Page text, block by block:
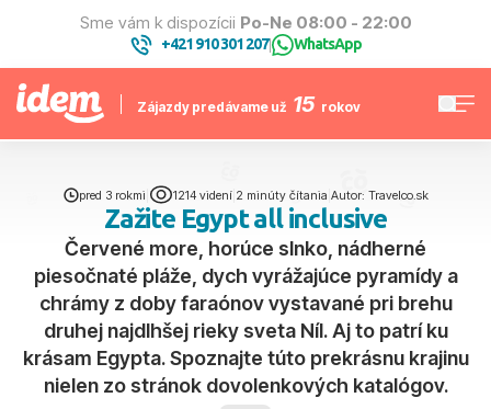
Sme vám k dispozícii Po-Ne 08:00 - 22:00
+421 910 301 207| WhatsApp
Zájazdy predávame už 15 rokov
pred 3 rokmi 1214 videní| 2 minúty čítania Autor: Travelco.sk
Zažite Egypt all inclusive
Červené more, horúce slnko, nádherné
piesočnaté pláže, dych vyrážajúce pyramídy a
chrámy z doby faraónov vystavané pri brehu
druhej najdlhšej rieky sveta Níl. Aj to patrí ku
krásam Egypta. Spoznajte túto prekrásnu krajinu
nielen zo stránok dovolenkových katalógov.